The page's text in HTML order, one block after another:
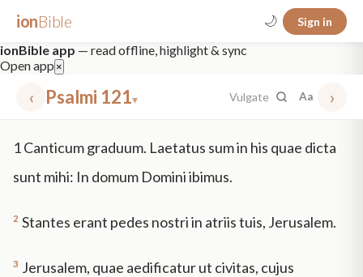
ionBible 🌙 Sign in
ionBible app — read offline, highlight & sync
Open app ×
‹ Psalmi 121▾ Vulgate Aa ›
✕
mt 5 nt faith "peace that passeth"
1Canticum graduum. Laetatus sum in his quae dicta
sunt mihi: In domum Domini ibimus.
2 Stantes erant pedes nostri in atriis tuis, Jerusalem.
3 Jerusalem, quae aedificatur ut civitas, cujus